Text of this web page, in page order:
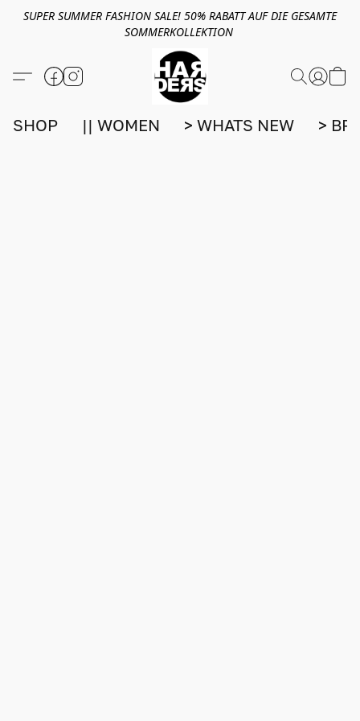
SUPER SUMMER FASHION SALE! 50% RABATT AUF DIE GESAMTE
SOMMERKOLLEKTION
SHOP || WOMEN > WHATS NEW >